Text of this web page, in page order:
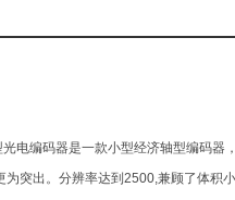
电编码器是一款小型经济轴型编码器
突出。分辨率达到2500,兼顾了体积